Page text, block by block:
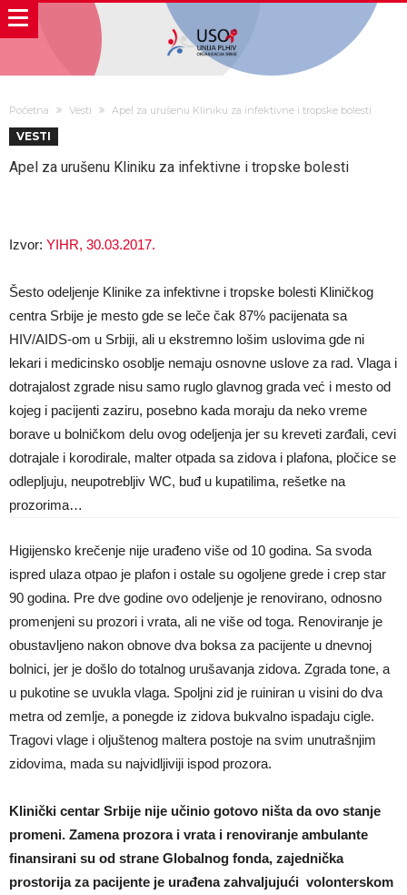
Početna Vesti Apel za urušenu Kliniku za infektivne i tropske bolesti
VESTI
Apel za urušenu Kliniku za infektivne i tropske bolesti
Izvor: YIHR, 30.03.2017.
Šesto odeljenje Klinike za infektivne i tropske bolesti Kliničkog
centra Srbije je mesto gde se leče čak 87% pacijenata sa
HIV/AIDS-om u Srbiji, ali u ekstremno lošim uslovima gde ni
lekari i medicinsko osoblje nemaju osnovne uslove za rad. Vlaga i
dotrajalost zgrade nisu samo ruglo glavnog grada već i mesto od
kojeg i pacijenti zaziru, posebno kada moraju da neko vreme
borave u bolničkom delu ovog odeljenja jer su kreveti zarđali, cevi
dotrajale i korodirale, malter otpada sa zidova i plafona, pločice se
odlepljuju, neupotrebljiv WC, buđ u kupatilima, rešetke na
prozorima…
Higijensko krečenje nije urađeno više od 10 godina. Sa svoda
ispred ulaza otpao je plafon i ostale su ogoljene grede i crep star
90 godina. Pre dve godine ovo odeljenje je renovirano, odnosno
promenjeni su prozori i vrata, ali ne više od toga. Renoviranje je
obustavljeno nakon obnove dva boksa za pacijente u dnevnoj
bolnici, jer je došlo do totalnog urušavanja zidova. Zgrada tone, a
u pukotine se uvukla vlaga. Spoljni zid je ruiniran u visini do dva
metra od zemlje, a ponegde iz zidova bukvalno ispadaju cigle.
Tragovi vlage i oljuštenog maltera postoje na svim unutrašnjim
zidovima, mada su najvidljiviji ispod prozora.
Klinički centar Srbije nije učinio gotovo ništa da ovo stanje
promeni. Zamena prozora i vrata i renoviranje ambulante
finansirani su od strane Globalnog fonda, zajednička
prostorija za pacijente je urađena zahvaljujući volonterskom